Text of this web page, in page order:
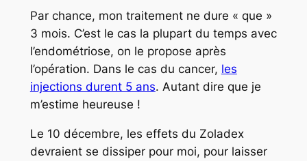
Par chance, mon traitement ne dure « que »
3 mois. C’est le cas la plupart du temps avec
l’endométriose, on le propose après
l’opération. Dans le cas du cancer, les
injections durent 5 ans. Autant dire que je
m’estime heureuse !
Le 10 décembre, les effets du Zoladex
devraient se dissiper pour moi, pour laisser